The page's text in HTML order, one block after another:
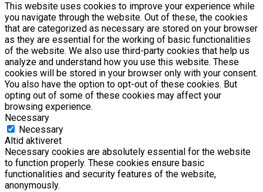
This website uses cookies to improve your experience while
you navigate through the website. Out of these, the cookies
that are categorized as necessary are stored on your browser
as they are essential for the working of basic functionalities
of the website. We also use third-party cookies that help us
analyze and understand how you use this website. These
cookies will be stored in your browser only with your consent.
You also have the option to opt-out of these cookies. But
opting out of some of these cookies may affect your
browsing experience.
Necessary
Necessary
Altid aktiveret
Necessary cookies are absolutely essential for the website
to function properly. These cookies ensure basic
functionalities and security features of the website,
anonymously.